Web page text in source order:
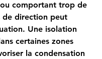
comportant trop de
de direction peut
Une isolation
certaines zones
la condensation